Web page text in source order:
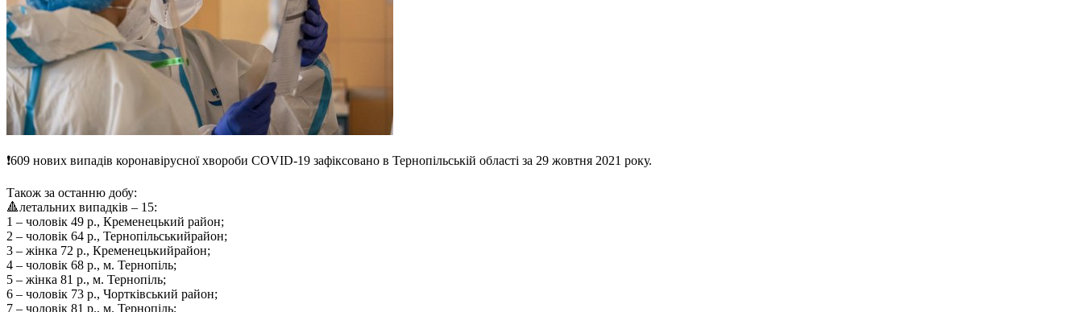
❗️609 нових випадів коронавірусної хвороби COVID-19 зафіксовано в Тернопільській області за 29 жовтня 2021 року.
Також за останню добу:
🔺летальних випадків – 15:
1 – чоловік 49 р., Кременецький район;
2 – чоловік 64 р., Тернопільськийрайон;
3 – жінка 72 р., Кременецькийрайон;
4 – чоловік 68 р., м. Тернопіль;
5 – жінка 81 р., м. Тернопіль;
6 – чоловік 73 р., Чортківський район;
7 – чоловік 81 р., м. Тернопіль;